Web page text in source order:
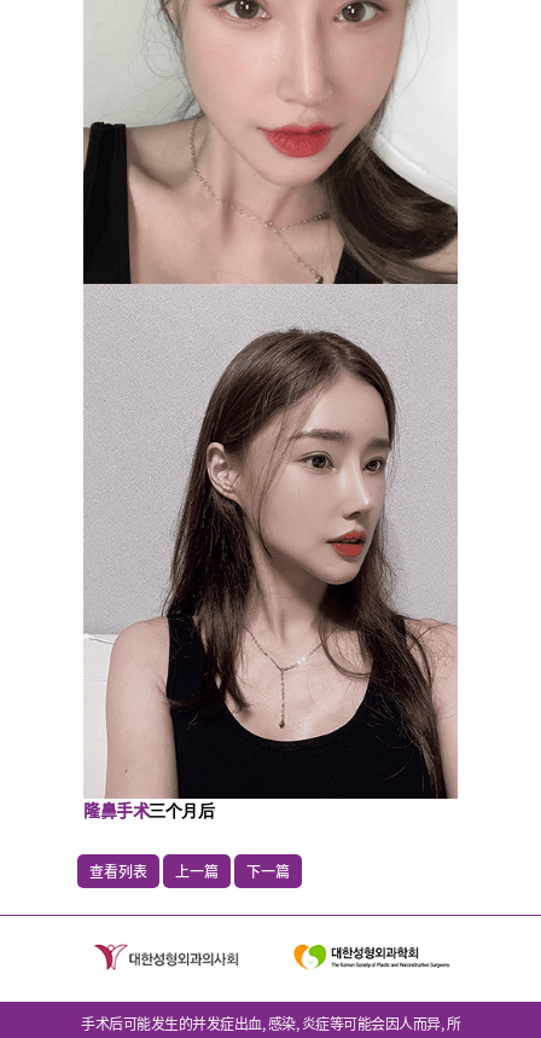
隆鼻手术三个月后
查看列表 上一篇 下一篇
手术后可能发生的并发症出血, 感染, 炎症等可能会因人而异, 所